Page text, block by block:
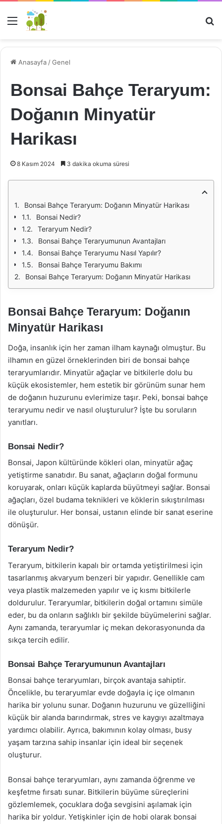
Menü
Anasayfa /Genel
Bonsai Bahçe Teraryum:
Doğanın Minyatür
Harikası
8 Kasım 2024 3 dakika okuma süresi
Bonsai Bahçe Teraryum: Doğanın Minyatür Harikası
Bonsai Nedir?
Teraryum Nedir?
Bonsai Bahçe Teraryumunun Avantajları
Bonsai Bahçe Teraryumu Nasıl Yapılır?
Bonsai Bahçe Teraryumu Bakımı
Bonsai Bahçe Teraryum: Doğanın Minyatür Harikası
Bonsai Bahçe Teraryum: Doğanın
Minyatür Harikası
Doğa, insanlık için her zaman ilham kaynağı olmuştur. Bu
ilhamın en güzel örneklerinden biri de bonsai bahçe
teraryumlarıdır. Minyatür ağaçlar ve bitkilerle dolu bu
küçük ekosistemler, hem estetik bir görünüm sunar hem
de doğanın huzurunu evlerimize taşır. Peki, bonsai bahçe
teraryumu nedir ve nasıl oluşturulur? İşte bu soruların
yanıtları.
Bonsai Nedir?
Bonsai, Japon kültüründe kökleri olan, minyatür ağaç
yetiştirme sanatıdır. Bu sanat, ağaçların doğal formunu
koruyarak, onları küçük kaplarda büyütmeyi sağlar. Bonsai
ağaçları, özel budama teknikleri ve köklerin sıkıştırılması
ile oluşturulur. Her bonsai, ustanın elinde bir sanat eserine
dönüşür.
Teraryum Nedir?
Teraryum, bitkilerin kapalı bir ortamda yetiştirilmesi için
tasarlanmış akvaryum benzeri bir yapıdır. Genellikle cam
veya plastik malzemeden yapılır ve iç kısmı bitkilerle
doldurulur. Teraryumlar, bitkilerin doğal ortamını simüle
eder, bu da onların sağlıklı bir şekilde büyümelerini sağlar.
Aynı zamanda, teraryumlar iç mekan dekorasyonunda da
sıkça tercih edilir.
Bonsai Bahçe Teraryumunun Avantajları
Bonsai bahçe teraryumları, birçok avantaja sahiptir.
Öncelikle, bu teraryumlar evde doğayla iç içe olmanın
harika bir yolunu sunar. Doğanın huzurunu ve güzelliğini
küçük bir alanda barındırmak, stres ve kaygıyı azaltmaya
yardımcı olabilir. Ayrıca, bakımının kolay olması, busy
yaşam tarzına sahip insanlar için ideal bir seçenek
oluşturur.
Bonsai bahçe teraryumları, aynı zamanda öğrenme ve
keşfetme fırsatı sunar. Bitkilerin büyüme süreçlerini
gözlemlemek, çocuklara doğa sevgisini aşılamak için
harika bir yoldur. Yetişkinler için de hobi olarak bonsai